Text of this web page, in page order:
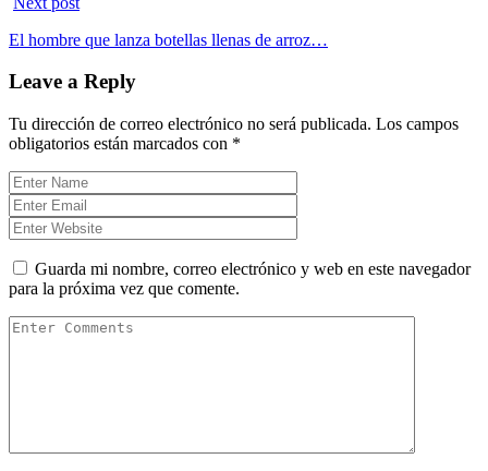
El hombre que lanza botellas llenas de arroz…
Leave a Reply
Tu dirección de correo electrónico no será publicada. Los campos
obligatorios están marcados con *
Guarda mi nombre, correo electrónico y web en este navegador
para la próxima vez que comente.